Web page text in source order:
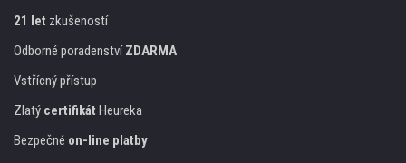
21 let zkušeností
Odborné poradenstvíZDARMA
Vstřícný přístup
Zlatý certifikát Heureka
Bezpečné on-line platby